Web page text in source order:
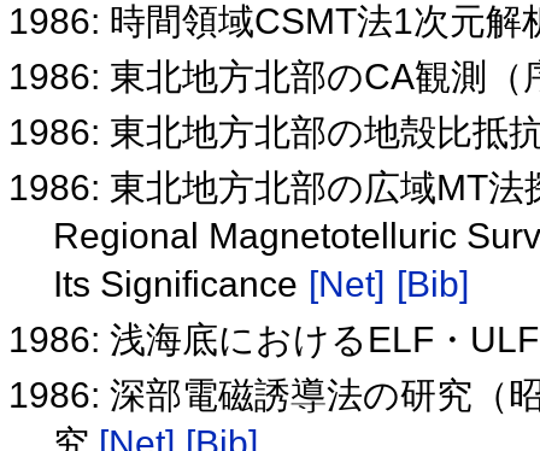
1986: 時間領域CSMT法1次元
1986: 東北地方北部のCA観測
1986: 東北地方北部の地殻比抵
1986: 東北地方北部の広域MT
Regional Magnetotelluric
Its Significance [Net] [Bib]
1986: 浅海底におけるELF・
1986: 深部電磁誘導法の研究（